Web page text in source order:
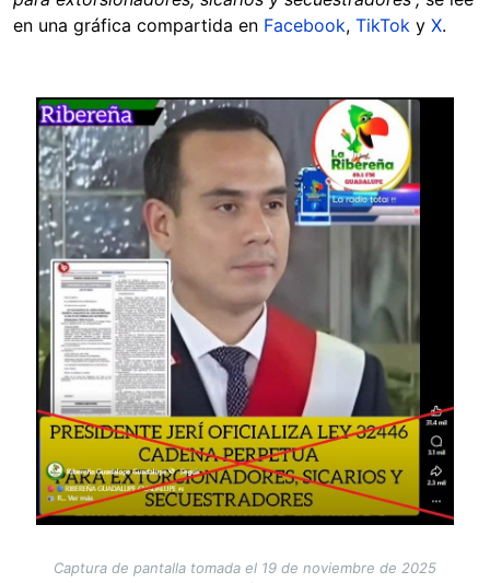
en una gráfica compartida en Facebook, TikTok y X.
Image
Captura de pantalla tomada el 19 de noviembre de 2025